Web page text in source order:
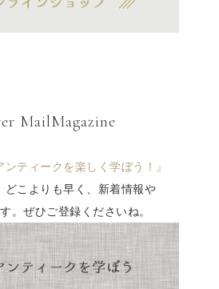
MailMagazine
ンティークを楽しく学ぼう！』
どこよりも早く、新着情報や
。ぜひご登録くださいね。